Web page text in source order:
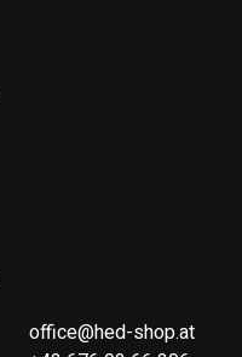
office@hed-shop.at